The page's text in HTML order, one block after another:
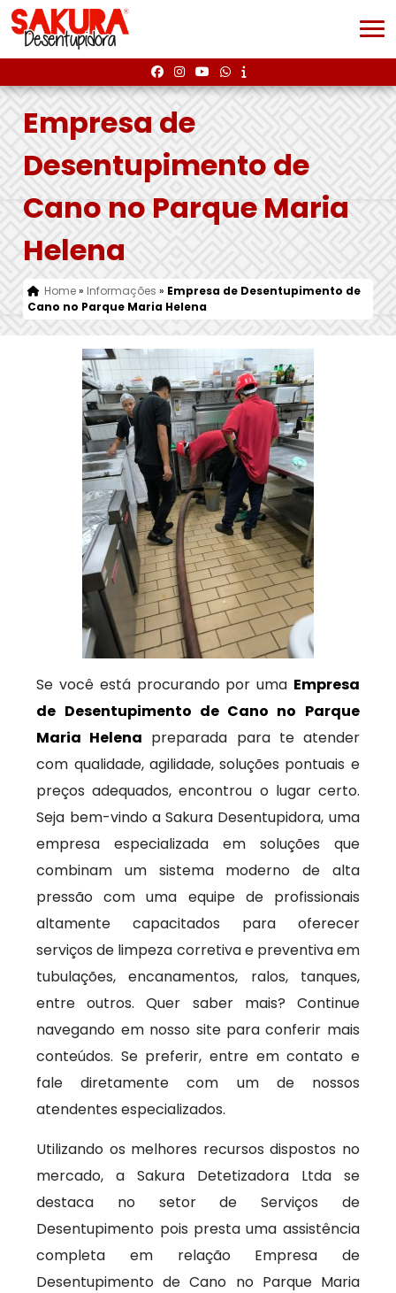
Empresa de
Desentupimento de
Cano no Parque Maria
Helena
Home» Informações » Empresa de Desentupimento de
Cano no Parque Maria Helena
Se você está procurando por uma Empresa
de Desentupimento de Cano no Parque
Maria Helena preparada para te atender
com qualidade, agilidade, soluções pontuais e
preços adequados, encontrou o lugar certo.
Seja bem-vindo a Sakura Desentupidora, uma
empresa especializada em soluções que
combinam um sistema moderno de alta
pressão com uma equipe de profissionais
altamente capacitados para oferecer
serviços de limpeza corretiva e preventiva em
tubulações, encanamentos, ralos, tanques,
entre outros. Quer saber mais? Continue
navegando em nosso site para conferir mais
conteúdos. Se preferir, entre em contato e
fale diretamente com um de nossos
atendentes especializados.
Utilizando os melhores recursos dispostos no
mercado, a Sakura Detetizadora Ltda se
destaca no setor de Serviços de
Desentupimento pois presta uma assistência
completa em relação Empresa de
Desentupimento de Cano no Parque Maria